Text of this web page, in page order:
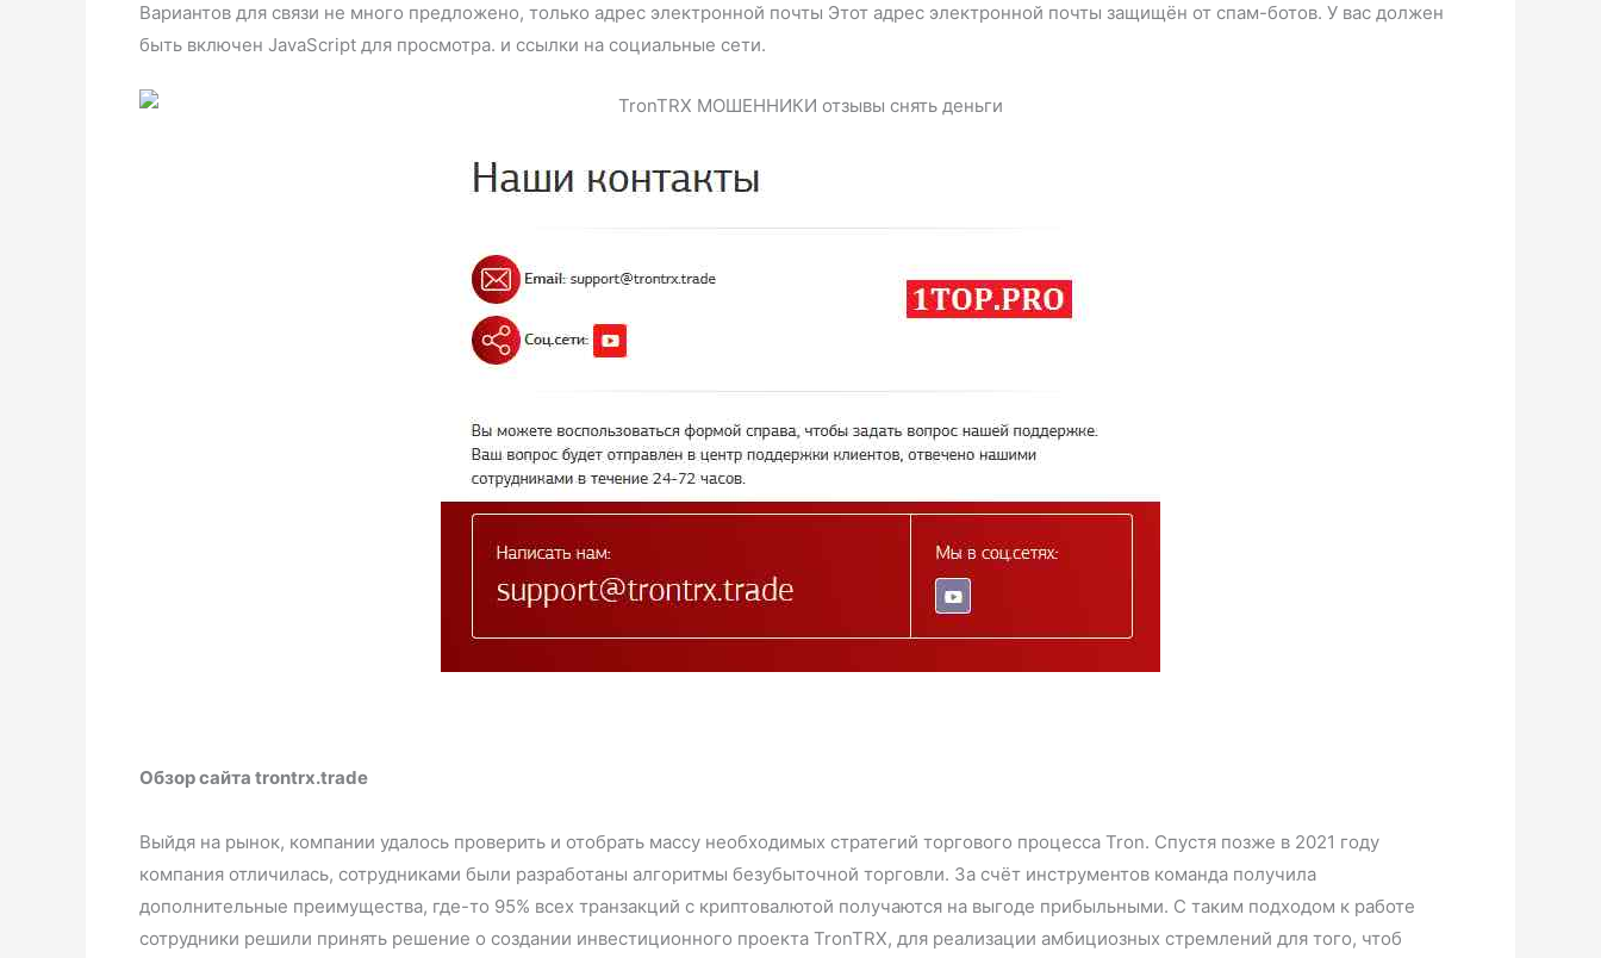
Вариантов для связи не много предложено, только адрес электронной почты Этот адрес электронной почты защищён от спам-ботов. У вас должен
быть включен JavaScript для просмотра. и ссылки на социальные сети.
Обзор сайта trontrx.trade
Выйдя на рынок, компании удалось проверить и отобрать массу необходимых стратегий торгового процесса Tron. Спустя позже в 2021 году
компания отличилась, сотрудниками были разработаны алгоритмы безубыточной торговли. За счёт инструментов команда получила
дополнительные преимущества, где-то 95% всех транзакций с криптовалютой получаются на выгоде прибыльными. С таким подходом к работе
сотрудники решили принять решение о создании инвестиционного проекта TronTRX, для реализации амбициозных стремлений для того, чтоб